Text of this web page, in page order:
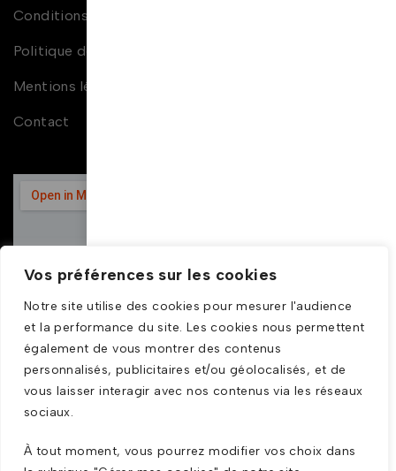
Vos préférences sur les cookies
Notre site utilise des cookies pour mesurer l'audience
et la performance du site. Les cookies nous permettent
également de vous montrer des contenus
personnalisés, publicitaires et/ou géolocalisés, et de
vous laisser interagir avec nos contenus via les réseaux
sociaux.
À tout moment, vous pourrez modifier vos choix dans
Conditions générales de ventes
Politique de confidentialité
Mentions légales
Contact